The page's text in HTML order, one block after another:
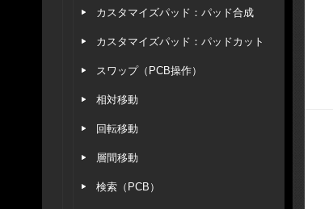
カスタマイズパッド：パッド合成
カスタマイズパッド：パッドカット
スワップ（PCB操作）
相対移動
回転移動
層間移動
検索（PCB）